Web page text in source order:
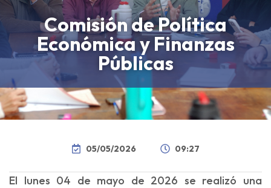
Comisión de Política
Económica y Finanzas
Públicas
05/05/2026 09:27
El lunes 04 de mayo de 2026 se realizó una